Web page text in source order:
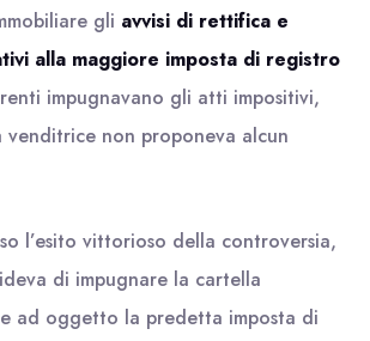
gli avvisi di rettifica e
alla maggiore imposta di registro
impugnavano gli atti impositivi,
venditrice non proponeva alcun
l’esito vittorioso della controversia,
di impugnare la cartella
ad oggetto la predetta imposta di